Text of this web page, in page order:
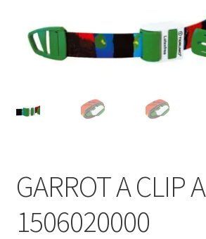
Maternité
Accessoires Salle de bain
0.00 €
GARROT A CLIP
1506020000